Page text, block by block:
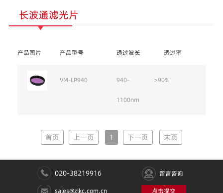
长波通滤光片
产品图片 产品型号 透过波长 透过率
VM-LP940 940-
1100nm
>90%
首页 上一页 1 下一页 末页
020-38219916
sales@zlkc.com.cn
留言咨询
点击提交